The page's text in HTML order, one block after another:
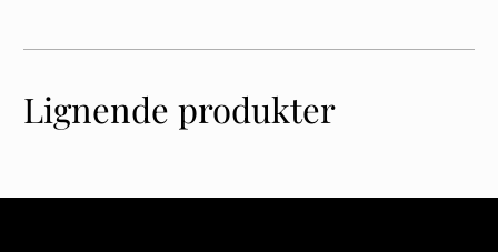
Lignende produkter